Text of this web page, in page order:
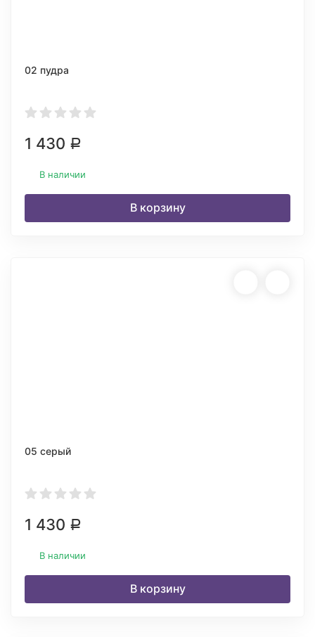
02 пудра
1 430 Р
В наличии
В корзину
05 серый
1 430 Р
В наличии
В корзину